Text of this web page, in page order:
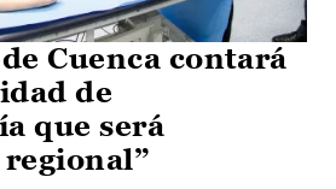
Cuenca contará
de
que será